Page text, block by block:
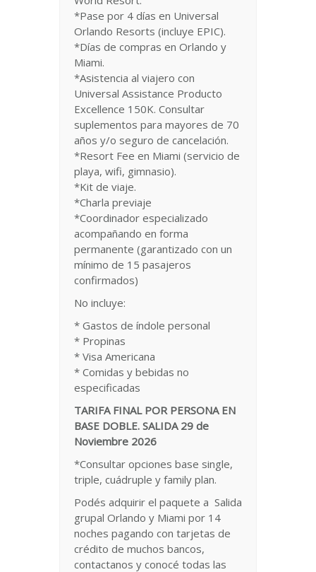
*Pase por 4 días en Universal
Orlando Resorts (incluye EPIC).
*Días de compras en Orlando y
Miami.
*Asistencia al viajero con
Universal Assistance Producto
Excellence 150K. Consultar
suplementos para mayores de 70
años y/o seguro de cancelación.
*Resort Fee en Miami (servicio de
playa, wifi, gimnasio).
*Kit de viaje.
*Charla previaje
*Coordinador especializado
acompañando en forma
permanente (garantizado con un
mínimo de 15 pasajeros
confirmados)
No incluye:
* Gastos de índole personal
* Propinas
* Visa Americana
* Comidas y bebidas no
especificadas
TARIFA FINAL POR PERSONA EN
BASE DOBLE. SALIDA 29 de
Noviembre 2026
*Consultar opciones base single,
triple, cuádruple y family plan.
Podés adquirir el paquete a Salida
grupal Orlando y Miami por 14
noches pagando con tarjetas de
crédito de muchos bancos,
contactanos y conocé todas las